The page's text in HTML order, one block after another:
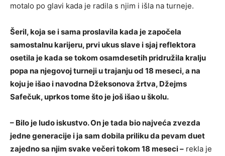
motalo po glavi kada je radila s njim i išla na turneje.
Šeril, koja se i sama proslavila kada je započela
samostalnu karijeru, prvi ukus slave i sjaj reflektora
osetila je kada se tokom osamdesetih pridružila kralju
popa na njegovoj turneji u trajanju od 18 meseci, a na
koju je išao i navodna Džeksonova žrtva, Džejms
Safečuk, uprkos tome što je još išao u školu.
– Bilo je ludo iskustvo. On je tada bio najveća zvezda
jedne generacije i ja sam dobila priliku da pevam duet
zajedno sa njim svake večeri tokom 18 meseci – rekla je